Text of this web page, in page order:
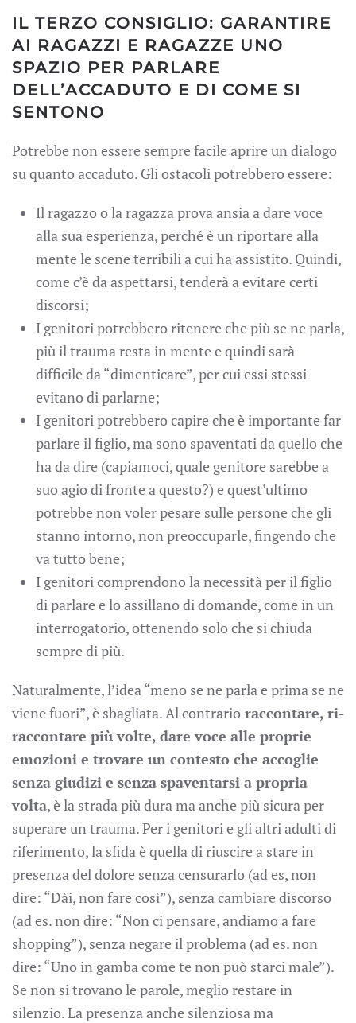
IL TERZO CONSIGLIO: GARANTIRE
AI RAGAZZI E RAGAZZE UNO
SPAZIO PER PARLARE
DELL’ACCADUTO E DI COME SI
SENTONO
Potrebbe non essere sempre facile aprire un dialogo
su quanto accaduto. Gli ostacoli potrebbero essere:
Il ragazzo o la ragazza prova ansia a dare voce
alla sua esperienza, perché è un riportare alla
mente le scene terribili a cui ha assistito. Quindi,
come c’è da aspettarsi, tenderà a evitare certi
discorsi;
I genitori potrebbero ritenere che più se ne parla,
più il trauma resta in mente e quindi sarà
difficile da “dimenticare”, per cui essi stessi
evitano di parlarne;
I genitori potrebbero capire che è importante far
parlare il figlio, ma sono spaventati da quello che
ha da dire (capiamoci, quale genitore sarebbe a
suo agio di fronte a questo?) e quest’ultimo
potrebbe non voler pesare sulle persone che gli
stanno intorno, non preoccuparle, fingendo che
va tutto bene;
I genitori comprendono la necessità per il figlio
di parlare e lo assillano di domande, come in un
interrogatorio, ottenendo solo che si chiuda
sempre di più.
Naturalmente, l’idea “meno se ne parla e prima se ne
viene fuori”, è sbagliata. Al contrario raccontare, ri-
raccontare più volte, dare voce alle proprie
emozioni e trovare un contesto che accoglie
senza giudizi e senza spaventarsi a propria
volta, è la strada più dura ma anche più sicura per
superare un trauma. Per i genitori e gli altri adulti di
riferimento, la sfida è quella di riuscire a stare in
presenza del dolore senza censurarlo (ad es, non
dire: “Dài, non fare così”), senza cambiare discorso
(ad es. non dire: “Non ci pensare, andiamo a fare
shopping”), senza negare il problema (ad es. non
dire: “Uno in gamba come te non può starci male”).
Se non si trovano le parole, meglio restare in
silenzio. La presenza anche silenziosa ma